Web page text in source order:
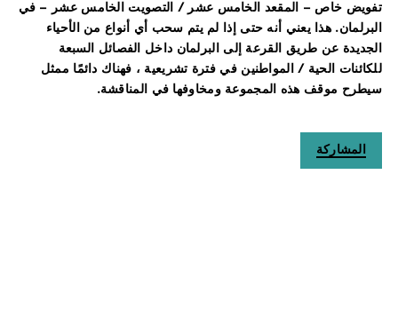
تفويض خاص – المقعد الخامس عشر / التصويت الخامس عشر – في
البرلمان. هذا يعني أنه حتى إذا لم يتم سحب أي أنواع من الأحياء
الجديدة عن طريق القرعة إلى البرلمان داخل الفصائل السبعة
للكائنات الحية / المواطنين في فترة تشريعية ، فهناك دائمًا ممثل
سيطرح موقف هذه المجموعة ومخاوفها في المناقشة.
المشاركة